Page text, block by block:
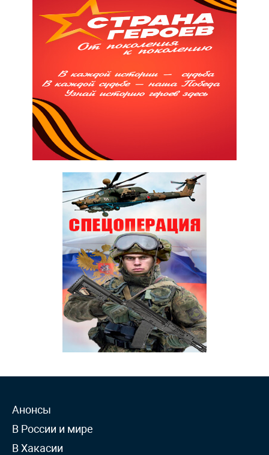
Анонсы
В России и мире
В Хакасии